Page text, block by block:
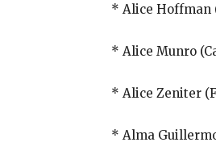
* Alice Hoffman
* Alice Munro
* Alice Zeniter
* Alma